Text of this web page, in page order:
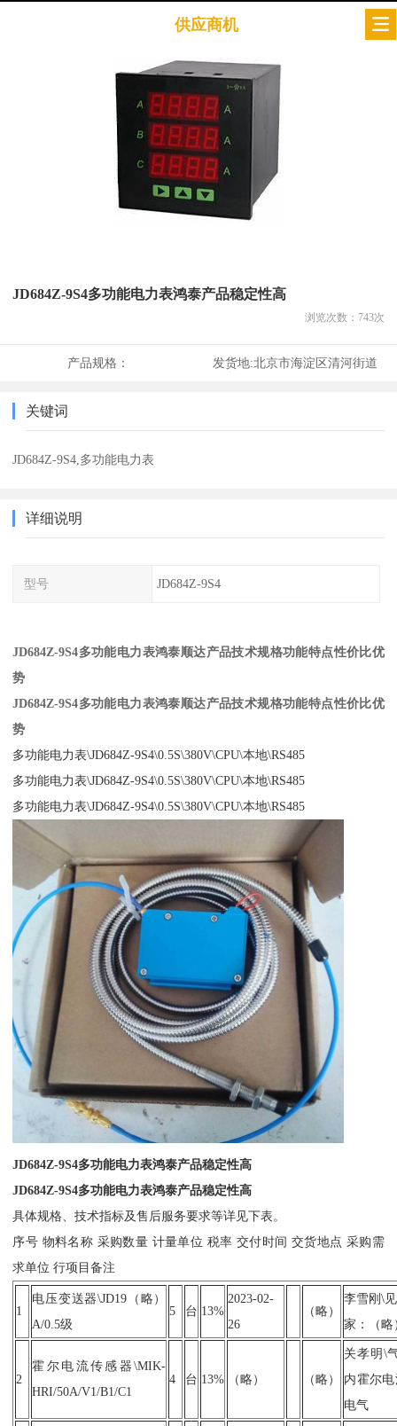
供应商机
JD684Z-9S4多功能电力表鸿泰产品稳定性高
浏览次数： 743次
产品规格： 发货地:北京市海淀区清河街道
关键词
JD684Z-9S4,多功能电力表
详细说明
型号 JD684Z-9S4
JD684Z-9S4多功能电力表鸿泰顺达产品技术规格功能特点性价比优
势
JD684Z-9S4多功能电力表鸿泰顺达产品技术规格功能特点性价比优
势
多功能电力表\JD684Z-9S4\0.5S\380V\CPU\本地\RS485
多功能电力表\JD684Z-9S4\0.5S\380V\CPU\本地\RS485
多功能电力表\JD684Z-9S4\0.5S\380V\CPU\本地\RS485
JD684Z-9S4多功能电力表鸿泰产品稳定性高
JD684Z-9S4多功能电力表鸿泰产品稳定性高
具体规格、技术指标及售后服务要求等详见下表。
序号 物料名称 采购数量 计量单位 税率 交付时间 交货地点 采购需
求单位 行项目备注
1
电压变送器\JD19（略）
A/0.5级
5 台 13%
2023-02-
26
（略）
李雪刚\
家：（略
2
霍尔电流传感器\MIK-
HRI/50A/V1/B1/C1
4 台 13% （略） （略）
关孝明\
内霍尔
电气